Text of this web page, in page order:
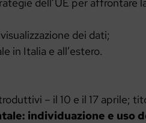
dei dati;
in Italia e all’estero.
– il 10 e il 17 aprile;
individuazione e uso